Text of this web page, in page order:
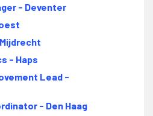
- Deventer
- Haps
Lead -
- Den Haag